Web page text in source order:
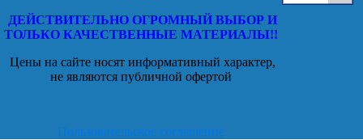
ДЕЙСТВИТЕЛЬНО ОГРОМНЫЙ ВЫБОР И
ТОЛЬКО КАЧЕСТВЕННЫЕ МАТЕРИАЛЫ!!
Цены на сайте носят информативный характер,
не являются публичной офертой
Пользовательское соглашение